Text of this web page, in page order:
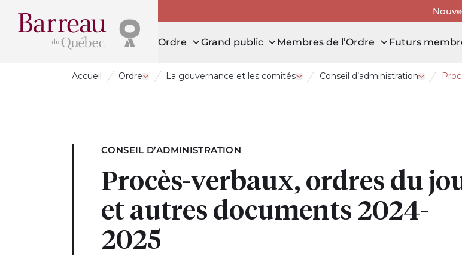
Ordre Grand public Membres de l’Ordre Futurs
Accueil Ordre Ouvrir le tiroir Ordre
La gouvernance et les comités Ouvrir le tiroir La gouvernance et les
Conseil d’administration Ouvrir le
CONSEIL D’ADMINISTRATION
Procès-verbaux, ordres du
et autres documents 2024-
2025